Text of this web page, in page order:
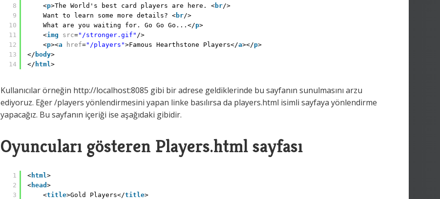
8
9
10
11
12
13
14
<p>The World's best card players are here. <br/>
Want to learn some more details? <br/>
What are you waiting for. Go Go Go...</p>
<img src="/stronger.gif" />
<p><a href="/players">Famous Hearthstone Players</a></p>
</ body>
</ html>
Kullanıcılar örneğin http://localhost:8085 gibi bir adrese geldiklerinde bu sayfanın sunulmasını arzu
ediyoruz. Eğer /players yönlendirmesini yapan linke basılırsa da players.html isimli sayfaya yönlendirme
yapacağız. Bu sayfanın içeriği ise aşağıdaki gibidir.
Oyuncuları gösteren Players.html sayfası
1
2
3
< html>
< head >
<title>Gold Players</title>